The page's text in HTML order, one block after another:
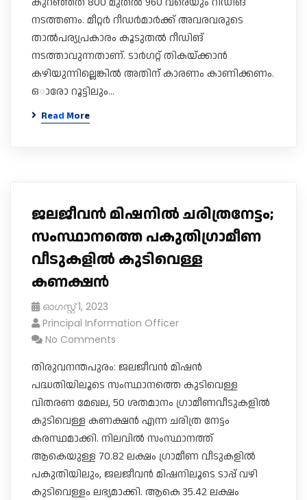
നടത്തണം. മീറ്റർ റീഡർമാർക്ക് അവരവരുടെ
താൽപര്യപ്രകാരം കൂടുതൽ റീഡിങ്
നടത്താവുന്നതാണ്. ​ടാർ​ഗറ്റ് തികയ്ക്കാൻ
കഴിയുന്നില്ലെങ്കിൽ അതിന് കാരണം കാണിക്കണം.
ഒാരോ റൂട്ടിലും…
Read More
ജലജീവൻ മിഷനിൽ ചരിത്രനേട്ടം;
സംസ്ഥാനത്തെ പകുതിഗ്രാമീണ
വീടുകളിൽ കുടിവെള്ള
കണക്ഷൻ
ഓഗസ്റ്റ്‌ 1, 2023
Principal Information Officer
No Comments
തിരുവനന്തപുരം: ജലജീവൻ മിഷൻ
പദ്ധതിയിലൂടെ സംസ്ഥാനത്തെ കുടിവെള്ള
വിതരണ മേഖല, 50 ശതമാനം ഗ്രാമീണവീടുകളിൽ
കുടിവെള്ള കണക്ഷൻ എന്ന ചരിത്ര നേട്ടം
കരസ്ഥമാക്കി. നിലവിൽ സംസ്ഥാനത്ത്
ആകെയുള്ള 70.82 ലക്ഷം ഗ്രാമീണ വീടുകളിൽ
പകുതിയിലും, ജലജീവൻ മിഷനിലൂടെ ടാപ്പ് വഴി
കുടിവെള്ളം ലഭ്യമാക്കി. ആകെ 35.42 ലക്ഷം